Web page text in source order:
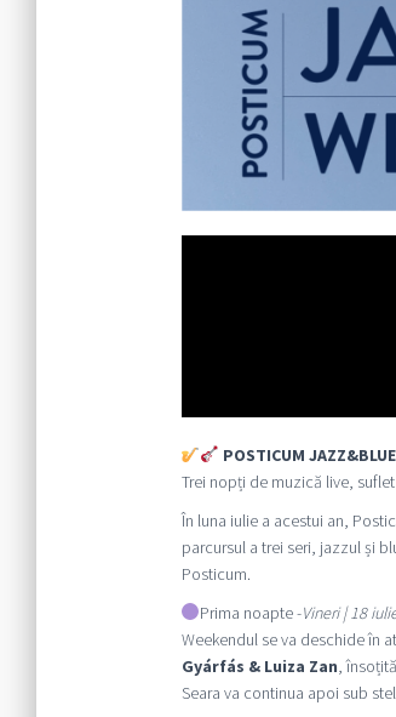
POSTICUM
Trei nopți de muzică live,
În luna iulie a acestui an,
parcursul a trei seri, jazzul și
Posticum.
Prima noapte -Vineri | 18
Weekendul se va deschide în
Gyárfás & Luiza Zan ,
Seara va continua apoi sub